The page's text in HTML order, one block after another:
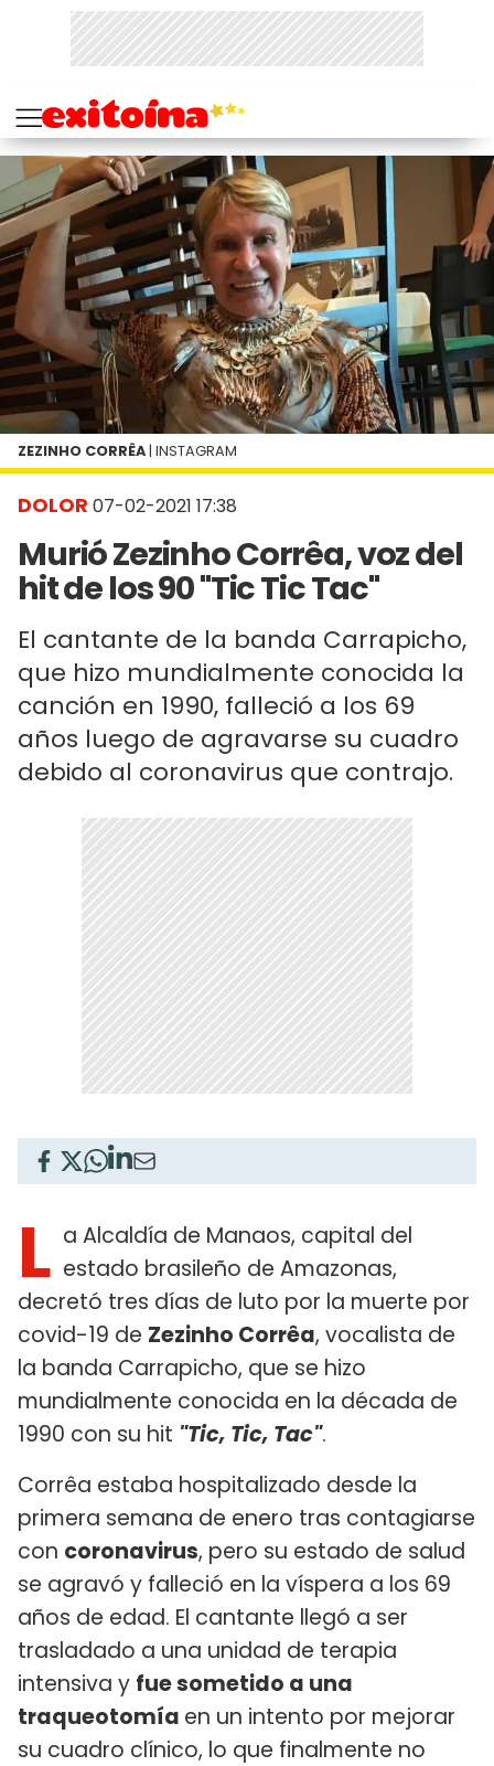
DOLOR 07-02-2021 17:38
Murió Zezinho Corrêa, voz del
hit de los 90 "Tic Tic Tac"
El cantante de la banda Carrapicho,
que hizo mundialmente conocida la
canción en 1990, falleció a los 69
años luego de agravarse su cuadro
debido al coronavirus que contrajo.
ZEZINHO CORRÊA | INSTAGRAM
L a Alcaldía de Manaos, capital del
estado brasileño de Amazonas,
decretó tres días de luto por la muerte por
covid-19 de Zezinho Corrêa, vocalista de
la banda Carrapicho, que se hizo
mundialmente conocida en la década de
1990 con su hit "Tic, Tic, Tac".
Corrêa estaba hospitalizado desde la
primera semana de enero tras contagiarse
con coronavirus, pero su estado de salud
se agravó y falleció en la víspera a los 69
años de edad. El cantante llegó a ser
trasladado a una unidad de terapia
intensiva y fue sometido a una
traqueotomía en un intento por mejorar
su cuadro clínico, lo que finalmente no